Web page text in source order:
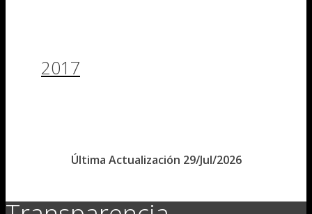
2017
Última Actualización 29/Jul/2026